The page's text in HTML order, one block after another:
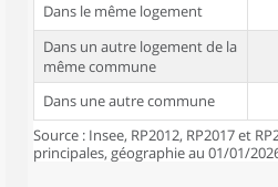
Dans le même logement
Dans un autre logement de la
même commune
Dans une autre commune
Source : Insee, RP2012, RP2017 et
principales, géographie au 01/01/